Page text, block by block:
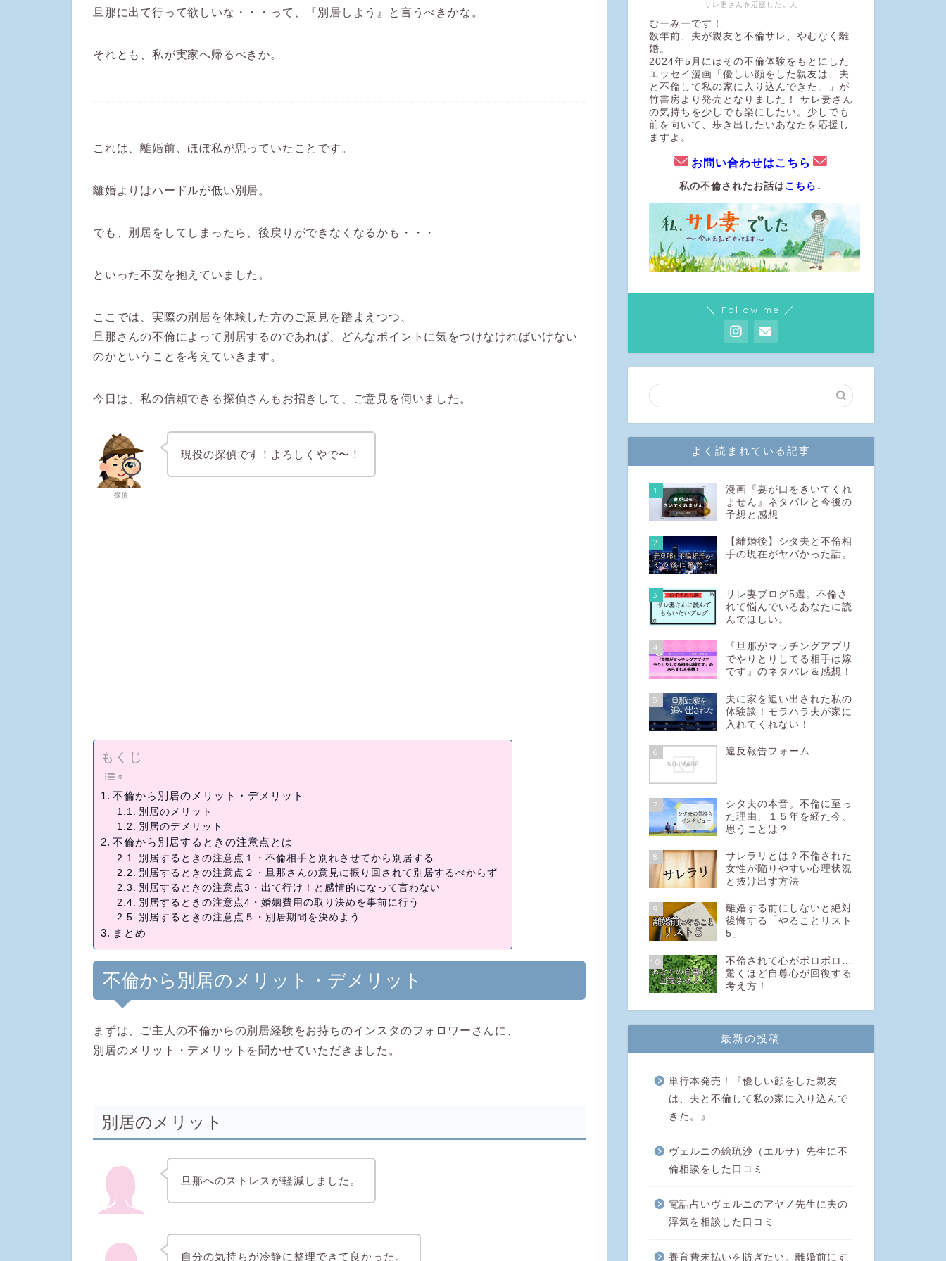
旦那に出て行って欲しいな・・・って、『別居しよう』と言うべきかな。
それとも、私が実家へ帰るべきか。
これは、離婚前、ほぼ私が思っていたことです。
離婚よりはハードルが低い別居。
でも、別居をしてしまったら、後戻りができなくなるかも・・・
といった不安を抱えていました。
ここでは、実際の別居を体験した方のご意見を踏まえつつ、
旦那さんの不倫によって別居するのであれば、どんなポイントに気をつけなければいけない
のかということを考えていきます。
今日は、私の信頼できる探偵さんもお招きして、ご意見を伺いました。
探偵
現役の探偵です！よろしくやで〜！
もくじ
不倫から別居のメリット・デメリット
別居のメリット
別居のデメリット
不倫から別居するときの注意点とは
別居するときの注意点１・不倫相手と別れさせてから別居する
別居するときの注意点２・旦那さんの意見に振り回されて別居するべからず
別居するときの注意点3・出て行け！と感情的になって言わない
別居するときの注意点4・婚姻費用の取り決めを事前に行う
別居するときの注意点５・別居期間を決めよう
まとめ
不倫から別居のメリット・デメリット
まずは、ご主人の不倫からの別居経験をお持ちのインスタのフォロワーさんに、
別居のメリット・デメリットを聞かせていただきました。
別居のメリット
旦那へのストレスが軽減しました。
自分の気持ちが冷静に整理できて良かった。
サレ妻さんを応援したい人
むーみーです！
数年前、夫が親友と不倫サレ、やむなく離
婚。
2024年5月にはその不倫体験をもとにした
エッセイ漫画「優しい顔をした親友は、夫
と不倫して私の家に入り込んできた。」が
竹書房より発売となりました！ サレ妻さん
の気持ちを少しでも楽にしたい。少しでも
前を向いて、歩き出したいあなたを応援し
ますよ。
お問い合わせはこちら
私の不倫されたお話はこちら ↓
＼ Follow me ／
よく読まれている記事
1
漫画『妻が口をきいてくれ
ません』ネタバレと今後の
予想と感想
2
【離婚後】シタ夫と不倫相
手の現在がヤバかった話。
3
サレ妻ブログ5選。不倫さ
れて悩んでいるあなたに読
んでほしい。
4
『旦那がマッチングアプリ
でやりとりしてる相手は嫁
です』のネタバレ＆感想！
5
夫に家を追い出された私の
体験談！モラハラ夫が家に
入れてくれない！
6 違反報告フォーム
7
シタ夫の本音。不倫に至っ
た理由、１５年を経た今、
思うことは？
8
サレラリとは？不倫された
女性が陥りやすい心理状況
と抜け出す方法
9
離婚する前にしないと絶対
後悔する「やることリスト
5」
10
不倫されて心がボロボロ…
驚くほど自尊心が回復する
考え方！
最新の投稿
単行本発売！『優しい顔をした親友
は、夫と不倫して私の家に入り込んで
きた。』
ヴェルニの絵琉沙（エルサ）先生に不
倫相談をした口コミ
電話占いヴェルニのアヤノ先生に夫の
浮気を相談した口コミ
養育費未払いを防ぎたい。離婚前にす